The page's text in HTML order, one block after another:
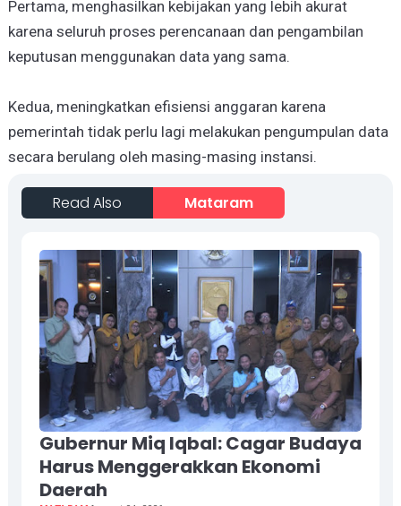
Pertama, menghasilkan kebijakan yang lebih akurat
karena seluruh proses perencanaan dan pengambilan
keputusan menggunakan data yang sama.
Kedua, meningkatkan efisiensi anggaran karena
pemerintah tidak perlu lagi melakukan pengumpulan data
secara berulang oleh masing-masing instansi.
Read Also Mataram
Gubernur Miq Iqbal: Cagar Budaya
Harus Menggerakkan Ekonomi
Daerah